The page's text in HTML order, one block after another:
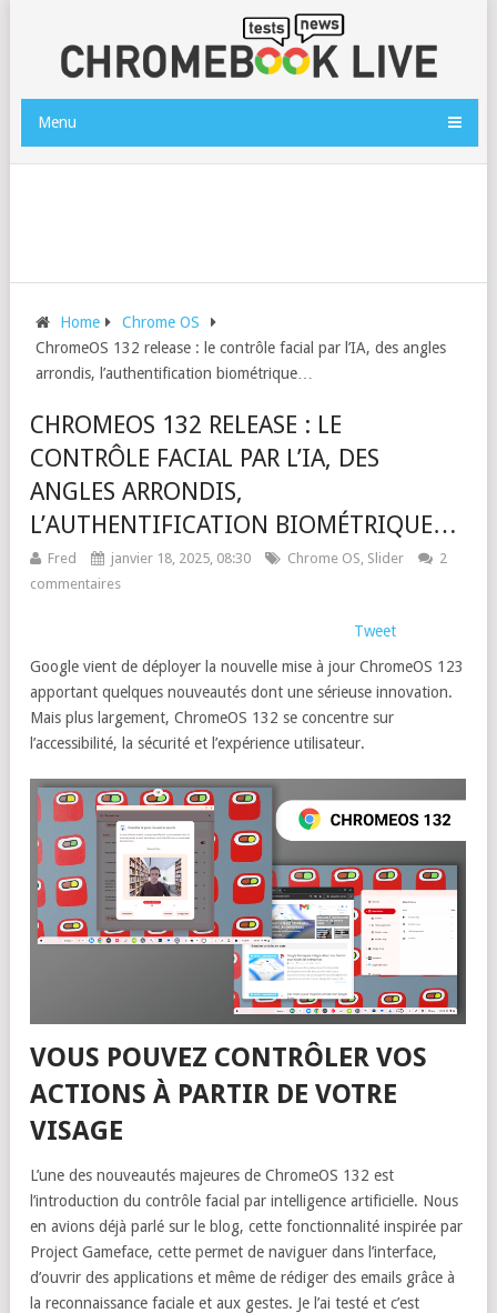
Menu
Home
Chrome OS
ChromeOS 132 release : le contrôle facial par l’IA, des angles
arrondis, l’authentification biométrique…
CHROMEOS 132 RELEASE : LE
CONTRÔLE FACIAL PAR L’IA, DES
ANGLES ARRONDIS,
L’AUTHENTIFICATION BIOMÉTRIQUE…
Fred janvier 18, 2025, 08:30 Chrome OS, Slider
2
commentaires
Tweet
Google vient de déployer la nouvelle mise à jour ChromeOS 123
apportant quelques nouveautés dont une sérieuse innovation.
Mais plus largement, ChromeOS 132 se concentre sur
l’accessibilité, la sécurité et l’expérience utilisateur.
VOUS POUVEZ CONTRÔLER VOS
ACTIONS À PARTIR DE VOTRE
VISAGE
L’une des nouveautés majeures de ChromeOS 132 est
l’introduction du contrôle facial par intelligence artificielle. Nous
en avions déjà parlé sur le blog, cette fonctionnalité inspirée par
Project Gameface, cette permet de naviguer dans l’interface,
d’ouvrir des applications et même de rédiger des emails grâce à
la reconnaissance faciale et aux gestes. Je l’ai testé et c’est